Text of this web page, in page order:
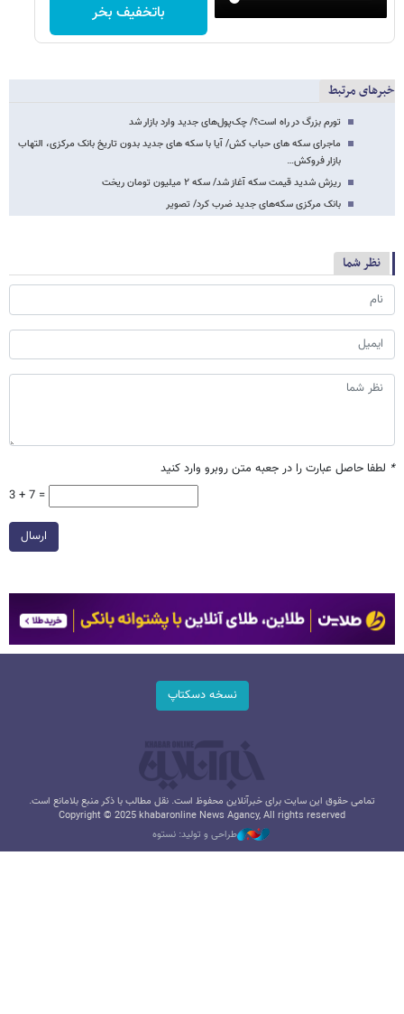
باتخفیف بخر
خبرهای مرتبط
تورم بزرگ در راه است؟/ چک‌پول‌های جدید وارد بازار شد
ماجرای سکه های حباب کش/ آیا با سکه های جدید بدون تاریخ بانک مرکزی، التهاب
بازار فروکش…
ریزش شدید قیمت سکه آغاز شد/ سکه ۲ میلیون تومان ریخت
بانک مرکزی سکه‌های جدید ضرب کرد/ تصویر
نظر شما
* لطفا حاصل عبارت را در جعبه متن روبرو وارد کنید
3 + 7 =
ارسال
نسخه دسکتاپ
تمامی حقوق این سایت برای خبرآنلاین محفوظ است. نقل مطالب با ذکر منبع بلامانع است.
Copyright © 2025 khabaronline News Agancy, All rights reserved
طراحی و تولید: نستوه